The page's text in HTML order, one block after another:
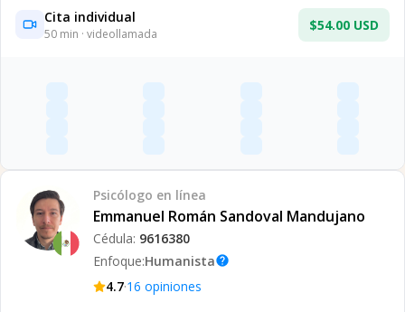
Cita individual
50 min · videollamada
$54.00 USD
Psicólogo en línea
Emmanuel Román Sandoval Mandujano
Cédula: 9616380
Enfoque:Humanistahelp
4.7·16 opiniones